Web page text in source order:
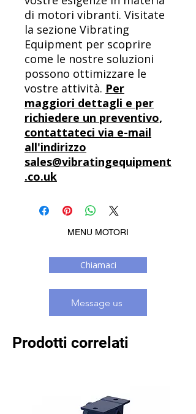
di motori vibranti. Visitate
la sezione Vibrating
Equipment per scoprire
come le nostre soluzioni
possono ottimizzare le
vostre attività. Per
maggiori dettagli e per
richiedere un preventivo,
contattateci via e-mail
all'indirizzo
sales@vibratingequipment
.co.uk
MENU MOTORI
Chiamaci
Message us
Prodotti correlati